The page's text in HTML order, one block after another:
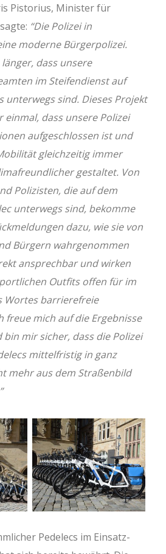
Pistorius, Minister für
“Die Polizei in
moderne Bürgerpolizei.
dass unsere
im Steifendienst auf
unterwegs sind. Dieses Projekt
einmal, dass unsere Polizei
aufgeschlossen ist und
gleichzeitig immer
gestaltet. Von
Polizisten, die auf dem
unterwegs sind, bekomme
dazu, wie sie von
Bürgern wahrgenommen
ansprechbar und wirken
Outfits offen für im
Wortes barrierefreie
freue mich auf die Ergebnisse
bin mir sicher, dass die Polizei
mittelfristig in ganz
mehr aus dem Straßenbild
Pedelecs im Einsatz-